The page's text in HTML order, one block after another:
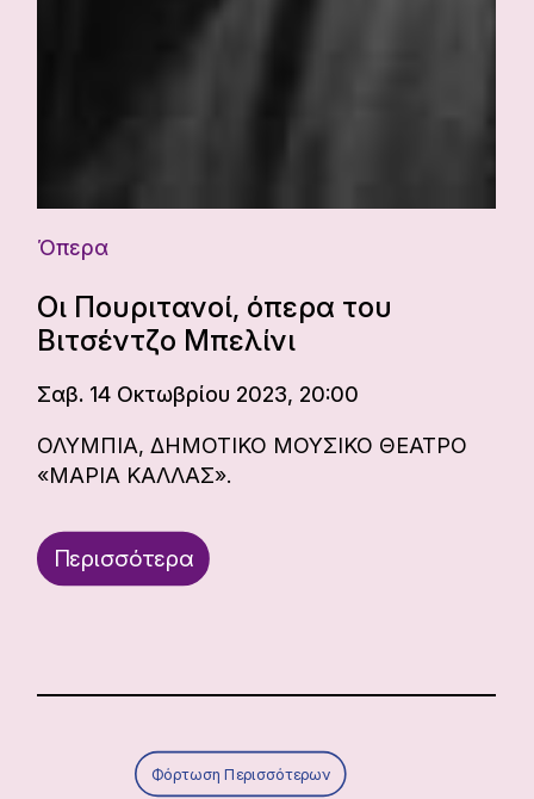
Όπερα
Οι Πουριτανοί, όπερα του
Βιτσέντζο Μπελίνι
Σαβ. 14 Οκτωβρίου 2023, 20:00
ΟΛΥΜΠΙΑ, ΔΗΜΟΤΙΚΟ ΜΟΥΣΙΚΟ ΘΕΑΤΡΟ
«ΜΑΡΙΑ ΚΑΛΛΑΣ».
Περισσότερα
Φόρτωση Περισσότερων